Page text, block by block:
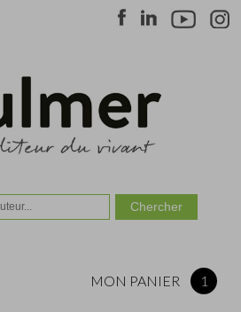
MON PANIER 1